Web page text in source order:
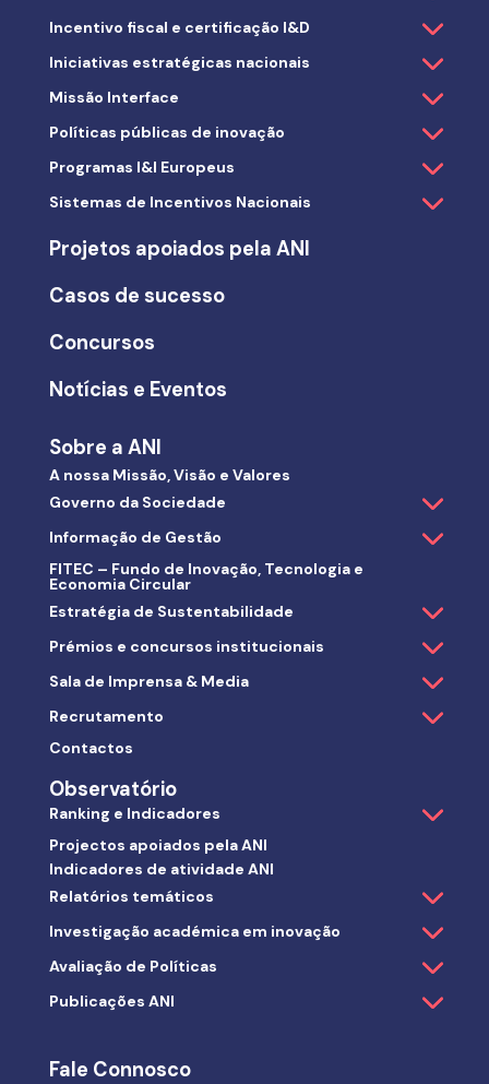
Incentivo fiscal e certificação I&D
Iniciativas estratégicas nacionais
Missão Interface
Políticas públicas de inovação
Programas I&I Europeus
Sistemas de Incentivos Nacionais
Projetos apoiados pela ANI
Casos de sucesso
Concursos
Notícias e Eventos
Sobre a ANI
A nossa Missão, Visão e Valores
Governo da Sociedade
Informação de Gestão
FITEC – Fundo de Inovação, Tecnologia e
Economia Circular
Estratégia de Sustentabilidade
Prémios e concursos institucionais
Sala de Imprensa & Media
Recrutamento
Contactos
Observatório
Ranking e Indicadores
Projectos apoiados pela ANI
Indicadores de atividade ANI
Relatórios temáticos
Investigação académica em inovação
Avaliação de Políticas
Publicações ANI
Fale Connosco